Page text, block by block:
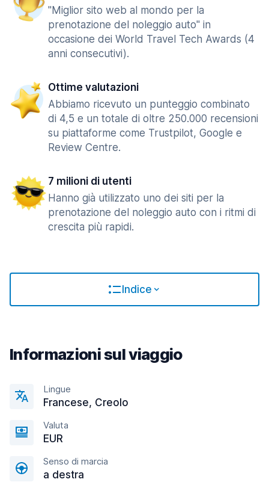
"Miglior sito web al mondo per la
prenotazione del noleggio auto" in
occasione dei World Travel Tech Awards (4
anni consecutivi).
Ottime valutazioni
Abbiamo ricevuto un punteggio combinato
di 4,5 e un totale di oltre 250.000 recensioni
su piattaforme come Trustpilot, Google e
Review Centre.
7 milioni di utenti
Hanno già utilizzato uno dei siti per la
prenotazione del noleggio auto con i ritmi di
crescita più rapidi.
Indice
Informazioni sul viaggio
Lingue
Francese, Creolo
Valuta
EUR
Senso di marcia
a destra